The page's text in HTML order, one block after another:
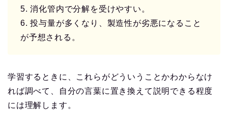
5. 消化管内で分解を受けやすい。
6. 投与量が多くなり、製造性が劣悪になること
が予想される。
学習するときに、これらがどういうことかわからなけ
れば調べて、自分の言葉に置き換えて説明できる程度
には理解します。